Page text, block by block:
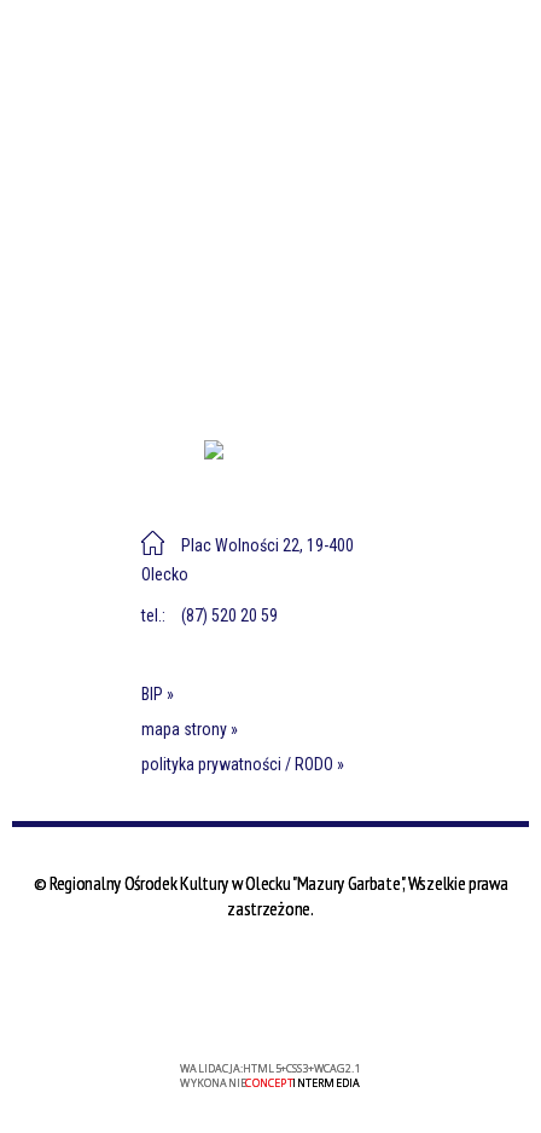
Plac Wolności 22, 19-400
Olecko
tel.: (87) 520 20 59
BIP »
mapa strony »
polityka prywatności / RODO »
© Regionalny Ośrodek Kultury w Olecku "Mazury Garbate", Wszelkie prawa
zastrzeżone.
WALIDACJA:HTML5+CSS3+WCAG 2.1
WYKONANIECONCEPTINTERMEDIA